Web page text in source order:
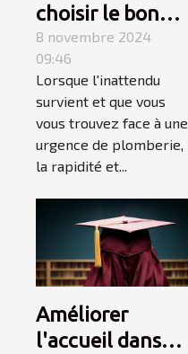
choisir le bon
service de
dépannage en
plomberie
d'urgence
8 novembre 2024
09:46
Lorsque l'inattendu
survient et que vous
vous trouvez face à une
urgence de plomberie,
la rapidité et...
Améliorer
l'accueil dans